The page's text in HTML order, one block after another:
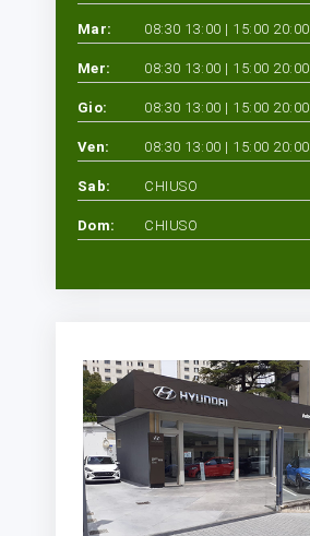
Mar: 08:30 13:00 | 15:00 20:00
Mer: 08:30 13:00 | 15:00 20:00
Gio: 08:30 13:00 | 15:00 20:00
Ven: 08:30 13:00 | 15:00 20:00
Sab: CHIUSO
Dom: CHIUSO